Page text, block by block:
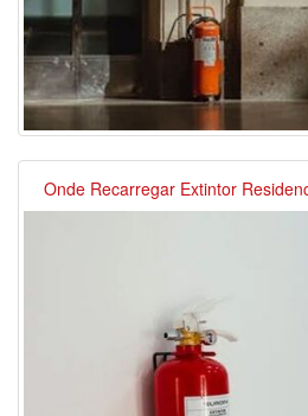
Onde Recarregar Extintor